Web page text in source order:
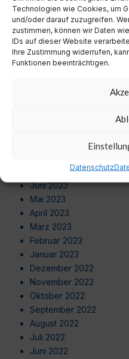
Technologien wie Cookies, um
und/oder darauf zuzugreifen.
zustimmen, können wir Daten
IDs auf dieser Website
Ihre Zustimmung widerrufen,
Funktionen beeinträchtigen.
Datenschutz
Juli 2024
Juni 2024
Mai 2024
April 2024
März 2024
September 2023
Juni 2023
Mai 2023
April 2023
März 2023
Februar 2023
Januar 2023
Dezember 2022
November 2022
Oktober 2022
September 2022
August 2022
Juli 2022
Juni 2022